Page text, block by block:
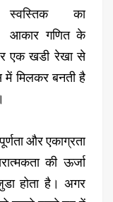
स्वस्तिक का
आकार गणित के
एक खडी रेखा से
मिलकर बनती है
और एकाग्रता
की ऊर्जा
होता है। अगर